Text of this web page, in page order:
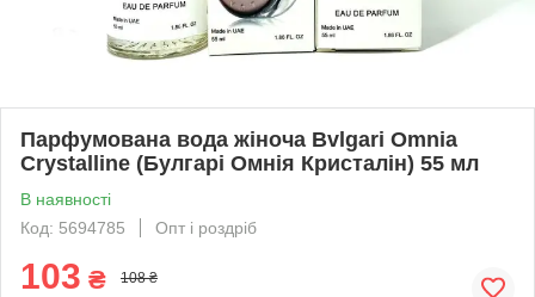
Парфумована вода жіноча Bvlgari Omnia
Crystalline (Булгарі Омнія Кристалін) 55 мл
В наявності
Код: 5694785
Опт і роздріб
103 ₴ 108 ₴